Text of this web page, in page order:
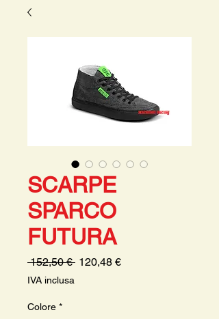
SCARPE
SPARCO
FUTURA
152,50 € Prezzo
120,48 €Prezzo
IVA inclusa
Colore *